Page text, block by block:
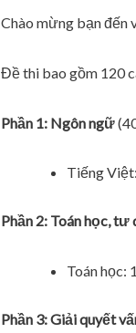
Chào mừng bạn
Đề thi bao gồm 120
Phần 1: Ngôn ngữ
Tiếng
Phần 2: Toán học, tư
Toán học:
Phần 3: Giải quyết